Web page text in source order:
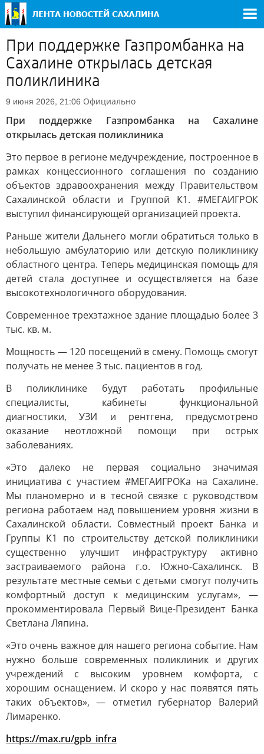
При поддержке Газпромбанка на
Сахалине открылась детская
поликлиника
9 июня 2026, 21:06 Официально
При поддержке Газпромбанка на Сахалине
открылась детская поликлиника
Это первое в регионе медучреждение, построенное в
рамках концессионного соглашения по созданию
объектов здравоохранения между Правительством
Сахалинской области и Группой К1. #МЕГАИГРОК
выступил финансирующей организацией проекта.
Раньше жители Дальнего могли обратиться только в
небольшую амбулаторию или детскую поликлинику
областного центра. Теперь медицинская помощь для
детей стала доступнее и осуществляется на базе
высокотехнологичного оборудования.
Современное трехэтажное здание площадью более 3
тыс. кв. м.
Мощность — 120 посещений в смену. Помощь смогут
получать не менее 3 тыс. пациентов в год.
В поликлинике будут работать профильные
специалисты, кабинеты функциональной
диагностики, УЗИ и рентгена, предусмотрено
оказание неотложной помощи при острых
заболеваниях.
«Это далеко не первая социально значимая
инициатива с участием #МЕГАИГРОКа на Сахалине.
Мы планомерно и в тесной связке с руководством
региона работаем над повышением уровня жизни в
Сахалинской области. Совместный проект Банка и
Группы К1 по строительству детской поликлиники
существенно улучшит инфраструктуру активно
застраиваемого района г.о. Южно-Сахалинск. В
результате местные семьи с детьми смогут получить
комфортный доступ к медицинским услугам», —
прокомментировала Первый Вице-Президент Банка
Светлана Ляпина.
«Это очень важное для нашего региона событие. Нам
нужно больше современных поликлиник и других
учреждений с высоким уровнем комфорта, с
хорошим оснащением. И скоро у нас появятся пять
таких объектов», — отметил губернатор Валерий
Лимаренко.
https://max.ru/gpb_infra